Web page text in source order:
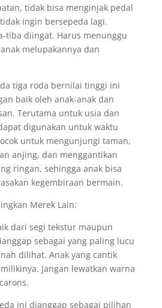
tidak bisa menginjak pedal
ingin bersepeda lagi.
tiba diingat. Harus menunggu
melupakannya dan
tiga roda bernilai tinggi ini
baik oleh anak-anak dan
Terutama untuk usia dan
digunakan untuk waktu
untuk mengunjungi taman,
anjing, dan menggantikan
ringan, sehingga anak bisa
kegembiraan bermain.
Merek Lain:
dari segi tekstur maupun
sebagai yang paling lucu
dilihat. Anak yang cantik
Jangan lewatkan warna
ini dianggap sebagai pilihan